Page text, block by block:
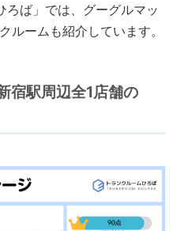
ろば」では、グーグルマッ
ルームも紹介しています。
宿駅周辺全1店舗の